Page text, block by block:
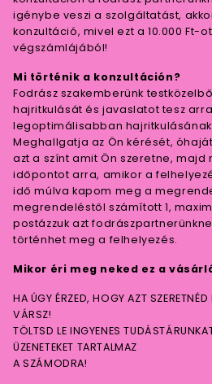
igénybe veszi a szolgáltatást,
konzultáció, mivel ezt a 10.000 Ft-
végszámlájából!
Mi történik a konzultáción?
Fodrász szakemberünk
hajritkulását és javaslatot tesz
legoptimálisabban
Meghallgatja az Ön kérését,
azt a színt amit Ön szeretne, majd
időpontot arra, amikor a
idő múlva kapom meg a
megrendeléstől számított 1,
postázzuk azt
történhet meg a felhelyezés.
Mikor éri meg neked ez a
HA ÚGY ÉRZED, HOGY AZT
VÁRSZ!
TÖLTSD LE INGYENES
ÜZENETEKET TARTALMAZ
A SZÁMODRA!